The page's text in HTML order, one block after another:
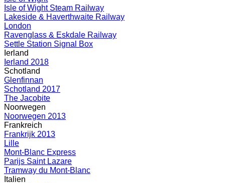
Isle of Wight Steam Railway
Lakeside & Haverthwaite Railway
London
Ravenglass & Eskdale Railway
Settle Station Signal Box
Ierland
Ierland 2018
Schotland
Glenfinnan
Schotland 2017
The Jacobite
Noorwegen
Noorwegen 2013
Frankreich
Frankrijk 2013
Lille
Mont-Blanc Express
Parijs Saint Lazare
Tramway du Mont-Blanc
Italien